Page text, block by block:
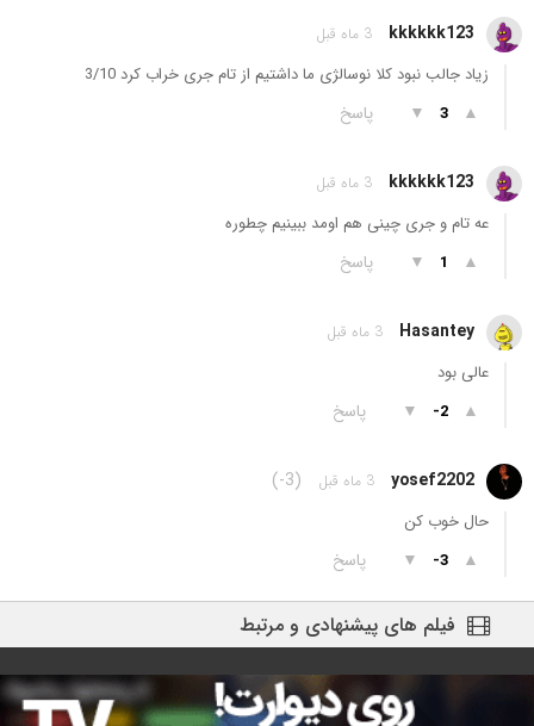
kkkkkk123 3 ماه قبل
زیاد جالب نبود کلا نوسالژی ما داشتیم از تام جری خراب کرد 3/10
▲
3
▼ پاسخ
kkkkkk123 3 ماه قبل
عه تام و جری چینی هم اومد ببینیم چطوره
▲
1
▼ پاسخ
Hasantey 3 ماه قبل
عالی بود
▲
-2
▼ پاسخ
yosef2202 3 ماه قبل (-3)
حال خوب کن
▲
-3
▼ پاسخ
فیلم های پیشنهادی و مرتبط